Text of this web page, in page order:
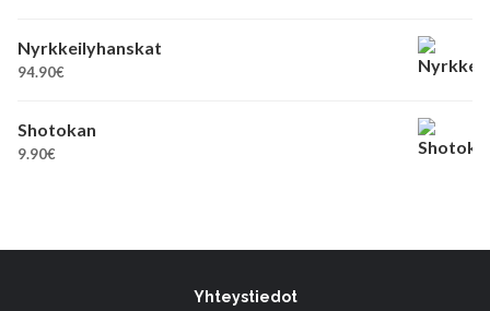
Nyrkkeilyhanskat
94.90€
Shotokan
9.90€
Yhteystiedot